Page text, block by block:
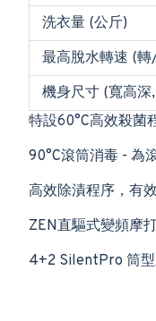
洗衣量 (公斤)
最高脫水轉速 (
機身尺寸 (寬高深
特設60°C高效殺菌
90°C滾筒消毒 - 為
高效除漬程序，有
ZEN直驅式變頻摩
4+2 SilentPro 筒